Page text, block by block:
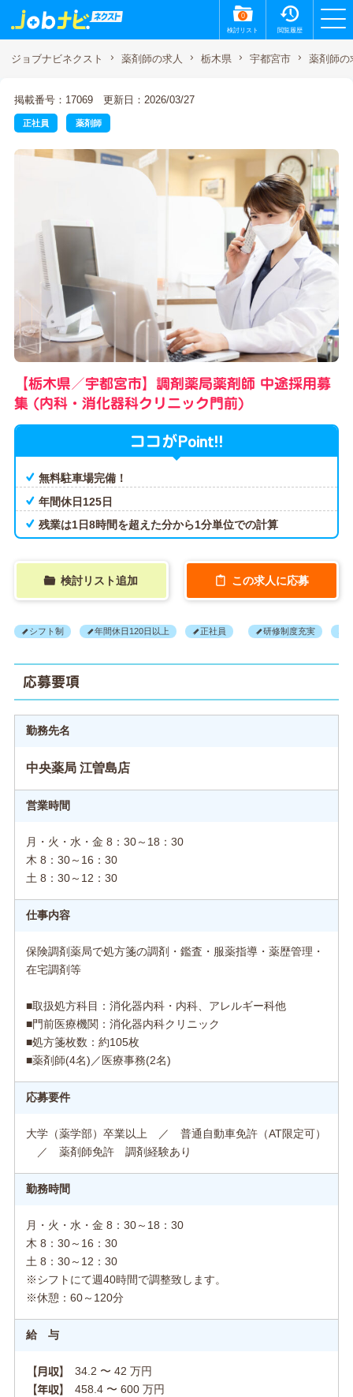
0
検討リスト 閲覧履歴
ジョブナビネクスト 薬剤師の求人 栃木県 宇都宮市 薬剤師の
掲載番号：17069 更新日：2026/03/27
正社員 薬剤師
【栃木県／宇都宮市】調剤薬局薬剤師 中途採用募
集 (内科・消化器科クリニック門前)
ココがPoint!!
無料駐車場完備！
年間休日125日
残業は1日8時間を超えた分から1分単位での計算
検討リスト追加 この求人に応募
シフト制 年間休日120日以上 正社員 研修制度充実
応募要項
勤務先名
中央薬局 江曽島店
営業時間
月・火・水・金 8：30～18：30
木 8：30～16：30
土 8：30～12：30
仕事内容
保険調剤薬局で処方箋の調剤・鑑査・服薬指導・薬歴管理・
在宅調剤等
■取扱処方科目：消化器内科・内科、アレルギー科他
■門前医療機関：消化器内科クリニック
■処方箋枚数：約105枚
■薬剤師(4名)／医療事務(2名)
応募要件
大学（薬学部）卒業以上 ／ 普通自動車免許（AT限定可）
／ 薬剤師免許 調剤経験あり
勤務時間
月・火・水・金 8：30～18：30
木 8：30～16：30
土 8：30～12：30
※シフトにて週40時間で調整致します。
※休憩：60～120分
給 与
【月収】 34.2 〜 42 万円
【年収】 458.4 〜 600 万円